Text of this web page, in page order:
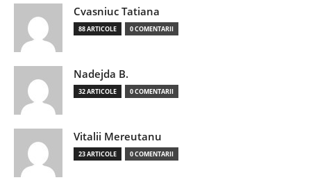
Cvasniuc Tatiana
88 ARTICOLE 0 COMENTARII
Nadejda B.
32 ARTICOLE 0 COMENTARII
Vitalii Mereutanu
23 ARTICOLE 0 COMENTARII